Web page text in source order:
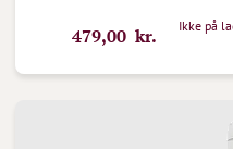
479,00 kr. Ikke på